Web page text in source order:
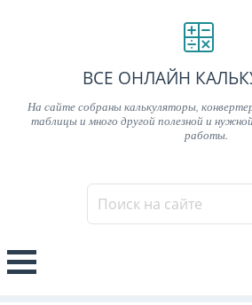
ВСЕ ОНЛАЙН
На сайте собраны калькуляторы,
таблицы и много другой полезной и
работы.